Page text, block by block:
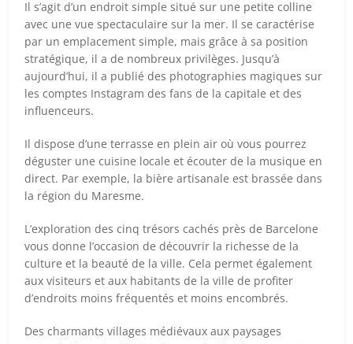
Il s’agit d’un endroit simple situé sur une petite colline
avec une vue spectaculaire sur la mer. Il se caractérise
par un emplacement simple, mais grâce à sa position
stratégique, il a de nombreux privilèges. Jusqu’à
aujourd’hui, il a publié des photographies magiques sur
les comptes Instagram des fans de la capitale et des
influenceurs.
Il dispose d’une terrasse en plein air où vous pourrez
déguster une cuisine locale et écouter de la musique en
direct. Par exemple, la bière artisanale est brassée dans
la région du Maresme.
L’exploration des cinq trésors cachés près de Barcelone
vous donne l’occasion de découvrir la richesse de la
culture et la beauté de la ville. Cela permet également
aux visiteurs et aux habitants de la ville de profiter
d’endroits moins fréquentés et moins encombrés.
Des charmants villages médiévaux aux paysages